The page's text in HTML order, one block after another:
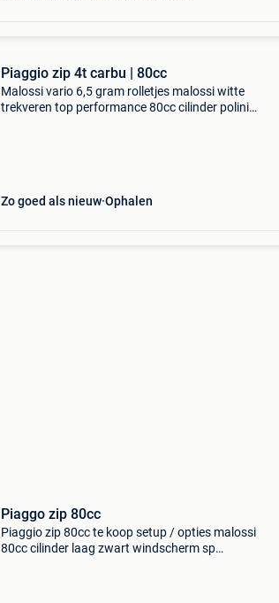
Piaggio zip 4t carbu | 80cc
Malossi vario 6,5 gram rolletjes malossi witte
trekveren top performance 80cc cilinder polini
Zo goed als nieuw Ophalen
Piaggo zip 80cc
Piaggio zip 80cc te koop setup / opties malossi
80cc cilinder laag zwart windscherm sp